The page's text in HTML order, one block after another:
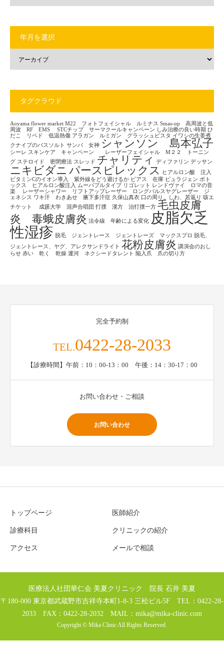
年月を選択
タグクラウド
Aoyama flower market M22 フォトフェイシャル ルミナス Smas-up 高周波と低
周波 RF EMS
STCチップ サーマクールキャンペーン しみ治療の良い時期 ひ
だこ リベド 低温熱傷 アラガン ルミガン グラッシュビスタ イワシの生姜煮
クナイプのバスソルト サンバ 女神 シャンソン 島本弘子
シーレ スキンケア キャンペーン レーザーフェイシャル M２２ トーニン
グ ステロイド 密閉療法 スレッド チャリティ ディファリン デッサン
ニキビダニ パースピレックス
ヒアルロン酸 注入
ビタミンCのイオン導入 紫外線をどう避けるか ピアス 在庫 ピュラジェン ボト
ックス ヒアルロン酸注入
ムーバブルタイプ リゴレット レンドヴァイ ロマの音
楽
レーザーシャワー リフトアップレーザー ロングパルスヤグレーザー ジ
ェネシス ワキ汗 わきあせ 腋下多汗症 久保山真衣 口の周り、しわ、若返り 咳エ
チケット
成蹊大学 混声合唱団 打撲 漢方 治打撲一方 毛虫皮膚
炎 毒蛾皮膚炎 法令線 年齢による変化
皮脂欠乏
性湿疹 脱毛 ジェントレース ジェントレーズ マックスプロ
脱毛、
ジェントレース、ヤグ、アレクサンドライト 花粉皮膚炎 講演会のおし
らせ 赤い 乾く 乾燥 運河 ネクシードタレント 陥入爪 爪の切り方
完全予約制
TEL.0422-28-2033
【診療時間】午前：10：00-13：00 午後：14：30-17：00
お問い合わせ・ご相談
お問い合わせ
トップページ 医師紹介
診療科目 クリニックの紹介
アクセス メールで相談
医療法人社団華仁会 美夏クリニック 院長 石井 美夏
〒180-000 東京都武蔵野市吉祥寺本町1-8-3 三松ビル5F TEL：0422-28-
2033 FAX：0422-28-2032 MAIL： mika@mika-clinic.com
Copyright © Mika Clinic All Rights Reserved.